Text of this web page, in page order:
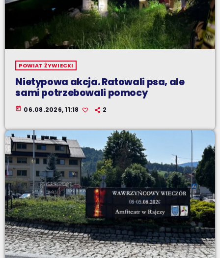
POWIAT ŻYWIECKI
Nietypowa akcja. Ratowali psa, ale
sami potrzebowali pomocy
today 06.08.2026, 11:18 2